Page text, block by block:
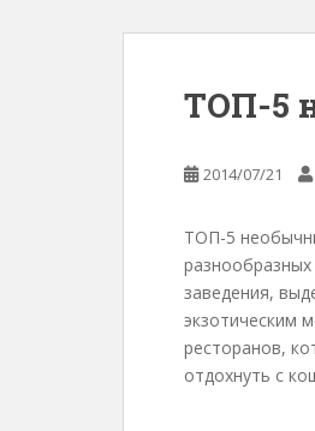
ТОП-5
2014/07/21
ТОП-5
заведения,
экзотическим
ресторанов,
отдохнуть с